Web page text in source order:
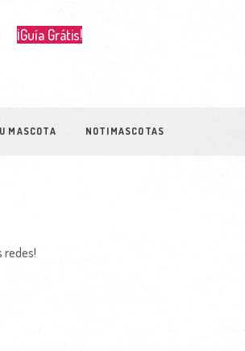
¡Guía Grátis!
MASCOTA NOTIMASCOTAS
redes!